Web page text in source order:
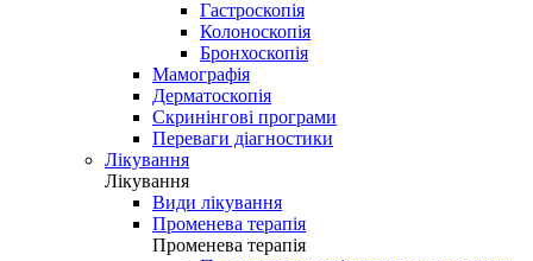
Гастроскопія
Колоноскопія
Бронхоскопія
Мамографія
Дерматоскопія
Скринінгові програми
Переваги діагностики
Лікування
Лікування
Види лікування
Променева терапія
Променева терапія